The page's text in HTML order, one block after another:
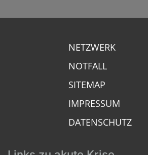
NETZWERK
NOTFALL
SITEMAP
IMPRESSUM
DATENSCHUTZ